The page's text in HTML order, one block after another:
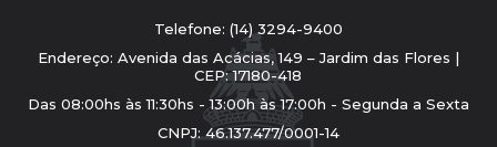
Telefone: (14) 3294-9400
Endereço: Avenida das Acácias, 149 – Jardim das Flores |
CEP: 17180-418
Das 08:00hs às 11:30hs - 13:00h às 17:00h - Segunda a Sexta
CNPJ: 46.137.477/0001-14